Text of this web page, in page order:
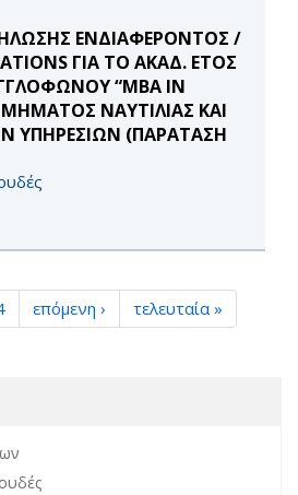
ΕΝΔΙΑΦΕΡΟΝΤΟΣ /
ΓΙΑ ΤΟ ΑΚΑΔ. ΕΤΟΣ
“MBA IN
ΝΑΥΤΙΛΙΑΣ ΚΑΙ
ΥΠΗΡΕΣΙΩΝ (ΠΑΡΑΤΑΣΗ
επόμενη › τελευταία »
Θέσεων filter
Σπουδές filter